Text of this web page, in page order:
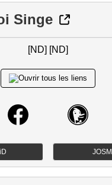
Singe
[ND] [ND]
JOSM